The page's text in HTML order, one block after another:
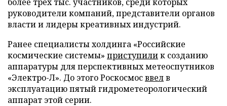
руководители компаний, представители органов
власти и лидеры креативных индустрий.
Ранее специалисты холдинга «Российские
космические системы» приступилик созданию
аппаратуры для перспективных метеоспутников
«Электро-Л». До этого Роскосмосввелв
эксплуатацию пятый гидрометеорологический
аппарат этой серии.